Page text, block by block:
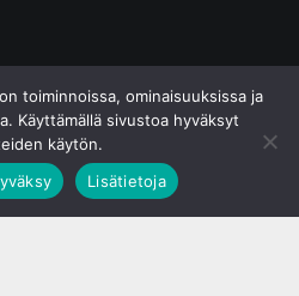
toiminnoissa, ominaisuuksissa ja
Käyttämällä sivustoa hyväksyt
käytön.
Lisätietoja